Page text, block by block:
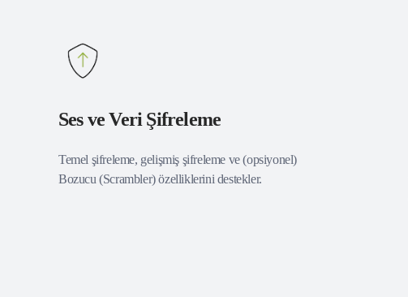
Ses ve Veri Şifreleme
Temel şifreleme, gelişmiş şifreleme ve (opsiyonel)
Bozucu (Scrambler) özelliklerini destekler.